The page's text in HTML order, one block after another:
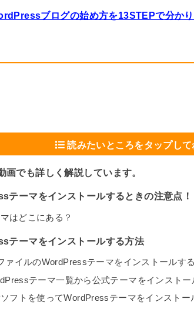
ブログの始め方を13STEPで分か
読みたいところをタップして
画でも詳しく解説しています。
テーマをインストールするときの注意点！
はどこにある？
テーマをインストールする方法
イルのWordPressテーマをインストールす
テーマ一覧から公式テーマをインストー
フトを使ってWordPressテーマをインストー